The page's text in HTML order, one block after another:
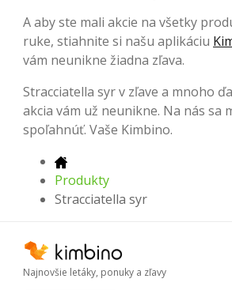
A aby ste mali akcie na všetky
ruke, stiahnite si našu aplikáciu
vám neunikne žiadna zľava.
Stracciatella syr v zľave a mnoho
akcia vám už neunikne. Na nás sa
spoľahnúť. Vaše Kimbino.
Produkty
Stracciatella syr
Najnovšie letáky, ponuky a zľavy